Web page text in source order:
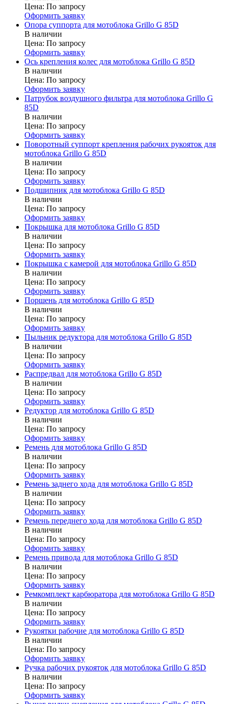
Цена: По запросу
Оформить заявку
Опора суппорта для мотоблока Grillo G 85D
В наличии
Цена: По запросу
Оформить заявку
Ось крепления колес для мотоблока Grillo G 85D
В наличии
Цена: По запросу
Оформить заявку
Патрубок воздушного фильтра для мотоблока Grillo G
85D
В наличии
Цена: По запросу
Оформить заявку
Поворотный суппорт крепления рабочих рукояток для
мотоблока Grillo G 85D
В наличии
Цена: По запросу
Оформить заявку
Подшипник для мотоблока Grillo G 85D
В наличии
Цена: По запросу
Оформить заявку
Покрышка для мотоблока Grillo G 85D
В наличии
Цена: По запросу
Оформить заявку
Покрышка с камерой для мотоблока Grillo G 85D
В наличии
Цена: По запросу
Оформить заявку
Поршень для мотоблока Grillo G 85D
В наличии
Цена: По запросу
Оформить заявку
Пыльник редуктора для мотоблока Grillo G 85D
В наличии
Цена: По запросу
Оформить заявку
Распредвал для мотоблока Grillo G 85D
В наличии
Цена: По запросу
Оформить заявку
Редуктор для мотоблока Grillo G 85D
В наличии
Цена: По запросу
Оформить заявку
Ремень для мотоблока Grillo G 85D
В наличии
Цена: По запросу
Оформить заявку
Ремень заднего хода для мотоблока Grillo G 85D
В наличии
Цена: По запросу
Оформить заявку
Ремень переднего хода для мотоблока Grillo G 85D
В наличии
Цена: По запросу
Оформить заявку
Ремень привода для мотоблока Grillo G 85D
В наличии
Цена: По запросу
Оформить заявку
Ремкомплект карбюратора для мотоблока Grillo G 85D
В наличии
Цена: По запросу
Оформить заявку
Рукоятки рабочие для мотоблока Grillo G 85D
В наличии
Цена: По запросу
Оформить заявку
Ручка рабочих рукояток для мотоблока Grillo G 85D
В наличии
Цена: По запросу
Оформить заявку